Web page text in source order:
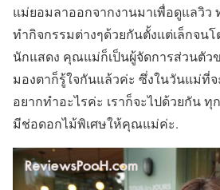
แม่ยอมลาออกจากงานมาเพื่อดูแลวิว
ทำกิจกรรมต่างๆด้วยกันตั้งแต่เล็กจนโ
นักแสดง คุณแม่ก็เป็นผู้จัดการส่วนตั
มองตาก็รู้ใจกันแล้วค่ะ ซึ่งในวันแม่ที่
อยากทำอะไรค่ะ เราก็จะไปด้วยกัน
มีช่อดอกไม้พิเศษให้คุณแม่ค่ะ.